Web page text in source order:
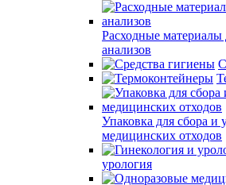
Расходные материалы
анализов
Упаковка для сбора и
медицинских отходов
урология